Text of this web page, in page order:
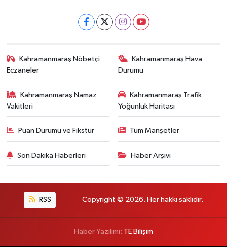
Kahramanmaraş Nöbetçi
Eczaneler
Kahramanmaraş Hava
Durumu
Kahramanmaraş Namaz
Vakitleri
Kahramanmaraş Trafik
Yoğunluk Haritası
Puan Durumu ve Fikstür Tüm Manşetler
Son Dakika Haberleri Haber Arşivi
RSS Copyright © 2026. Her hakkı saklıdır.
Haber Yazılımı: TE Bilişim